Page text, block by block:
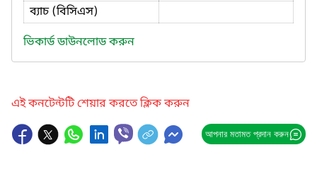
ব্যাচ (বিসিএস)
ভিকার্ড ডাউনলোড করুন
এই কনটেন্টটি শেয়ার করতে ক্লিক করুন
আপনার মতামত প্রদান করুন